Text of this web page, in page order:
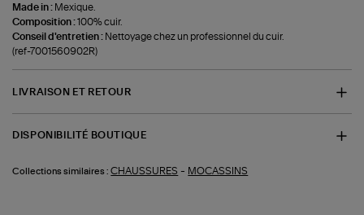
Made in : Mexique.
Composition :100% cuir.
Conseil d'entretien : Nettoyage chez un professionnel du cuir.
(ref-7001560902R)
LIVRAISON ET RETOUR
DISPONIBILITÉ BOUTIQUE
Collections similaires : CHAUSSURES - MOCASSINS